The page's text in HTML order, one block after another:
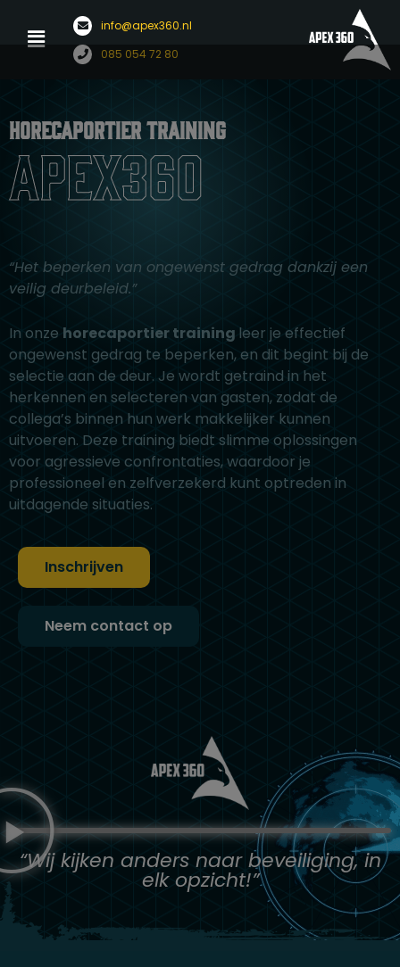
inhoud
info@apex360.nl
085 054 72 80
Menu
Horecaportier training
apex360
“Het beperken van ongewenst gedrag dankzij een
veilig deurbeleid.”
In onze horecaportier training leer je effectief
ongewenst gedrag te beperken, en dit begint bij de
selectie aan de deur. Je wordt getraind in het
herkennen en selecteren van gasten, zodat de
collega’s binnen hun werk makkelijker kunnen
uitvoeren. Deze training biedt slimme oplossingen
voor agressieve confrontaties, waardoor je
professioneel en zelfverzekerd kunt optreden in
uitdagende situaties.
Inschrijven
Neem contact op
“Wij kijken anders naar beveiliging, in
elk opzicht!”